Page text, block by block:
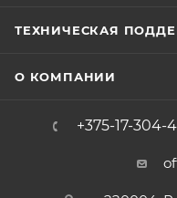
ТЕХНИЧЕСКАЯ
О КОМПАНИИ
+375-17-304-